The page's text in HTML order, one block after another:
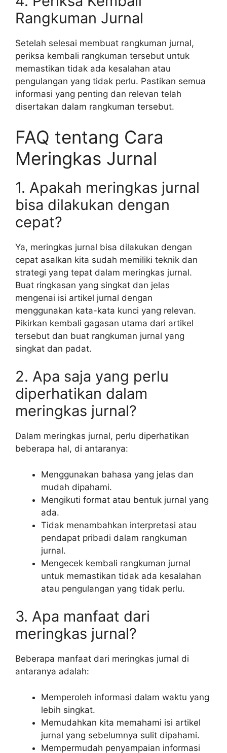
Rangkuman Jurnal
Setelah selesai membuat rangkuman jurnal,
periksa kembali rangkuman tersebut untuk
memastikan tidak ada kesalahan atau
pengulangan yang tidak perlu. Pastikan semua
informasi yang penting dan relevan telah
disertakan dalam rangkuman tersebut.
FAQ tentang Cara
Meringkas Jurnal
1. Apakah meringkas jurnal
bisa dilakukan dengan
cepat?
Ya, meringkas jurnal bisa dilakukan dengan
cepat asalkan kita sudah memiliki teknik dan
strategi yang tepat dalam meringkas jurnal.
Buat ringkasan yang singkat dan jelas
mengenai isi artikel jurnal dengan
menggunakan kata-kata kunci yang relevan.
Pikirkan kembali gagasan utama dari artikel
tersebut dan buat rangkuman jurnal yang
singkat dan padat.
2. Apa saja yang perlu
diperhatikan dalam
meringkas jurnal?
Dalam meringkas jurnal, perlu diperhatikan
beberapa hal, di antaranya:
Menggunakan bahasa yang jelas dan
mudah dipahami.
Mengikuti format atau bentuk jurnal yang
ada.
Tidak menambahkan interpretasi atau
pendapat pribadi dalam rangkuman
jurnal.
Mengecek kembali rangkuman jurnal
untuk memastikan tidak ada kesalahan
atau pengulangan yang tidak perlu.
3. Apa manfaat dari
meringkas jurnal?
Beberapa manfaat dari meringkas jurnal di
antaranya adalah:
Memperoleh informasi dalam waktu yang
lebih singkat.
Memudahkan kita memahami isi artikel
jurnal yang sebelumnya sulit dipahami.
Mempermudah penyampaian informasi